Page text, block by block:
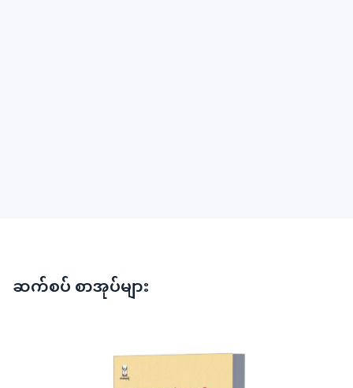
ဆက်စပ် စာအုပ်များ